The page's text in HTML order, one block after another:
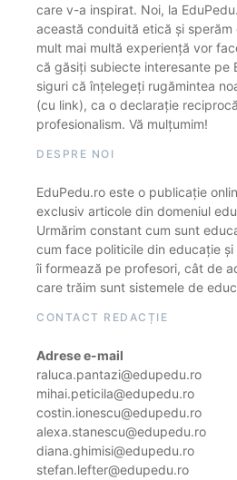
care v-a inspirat. Noi, la
această conduită etică și
mult mai multă experiență vor
că găsiți subiecte interesante pe
siguri că înțelegeți rugămintea
(cu link), ca o declarație
profesionalism. Vă mulțumim!
DESPRE NOI
EduPedu.ro este o publicație
exclusiv articole din domeniul
Urmărim constant cum sunt
cum face politicile din educație
îi formează pe profesori, cât de
care trăim sunt sistemele de
CONTACT REDACȚIE
Adrese e-mail
raluca.pantazi@edupedu.ro
mihai.peticila@edupedu.ro
costin.ionescu@edupedu.ro
alexa.stanescu@edupedu.ro
diana.ghimisi@edupedu.ro
stefan.lefter@edupedu.ro